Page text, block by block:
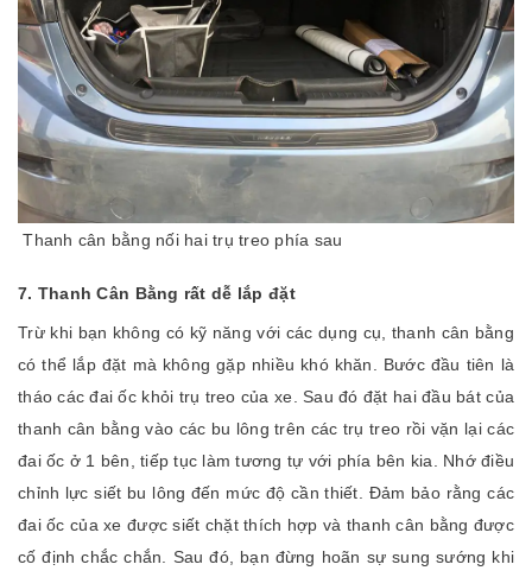
Thanh cân bằng nối hai trụ treo phía sau
7. Thanh Cân Bằng rất dễ lắp đặt
Trừ khi bạn không có kỹ năng với các dụng cụ, thanh cân bằng
có thể lắp đặt mà không gặp nhiều khó khăn. Bước đầu tiên là
tháo các đai ốc khỏi trụ treo của xe. Sau đó đặt hai đầu bát của
thanh cân bằng vào các bu lông trên các trụ treo rồi vặn lại các
đai ốc ở 1 bên, tiếp tục làm tương tự với phía bên kia. Nhớ điều
chỉnh lực siết bu lông đến mức độ cần thiết. Đảm bảo rằng các
đai ốc của xe được siết chặt thích hợp và thanh cân bằng được
cố định chắc chắn. Sau đó, bạn đừng hoãn sự sung sướng khi